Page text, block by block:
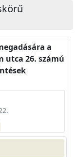
a
utca 26. számú